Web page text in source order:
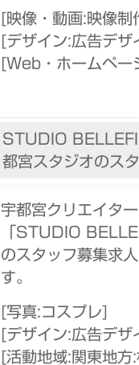
[映像・動画:映像制
[デザイン:広告デザ
[Web・ホームペー
STUDIO
都宮スタジオのス
宇都宮クリエイタ
「STUDIO
のスタッフ募集求
す。
[写真:コスプレ]
[デザイン:広告デザ
[活動地域:関東地方